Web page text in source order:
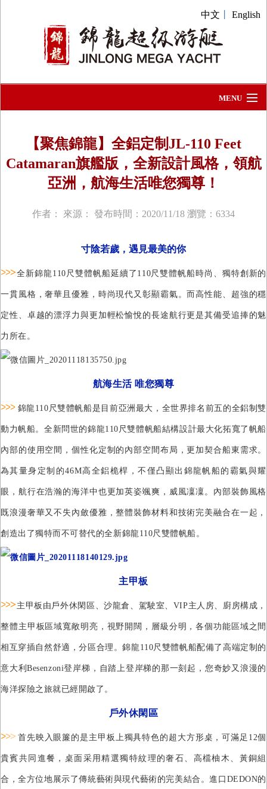
中文 English
MENU
關于我們【聚焦錦龍】全鋁定制JL-110 Feet
Catamaran旗艦版，全新設計風格，領航
亞洲，航海生活唯您獨尊！
作者： 來源： 發布時間：2020/11/18 瀏覽：6334
寸陰若歲，遇見最美的你
>>>全新錦龍110 尺雙體帆船延續了 110尺雙體帆船時尚、獨特創新的
一貫風格，奢華且優雅，時尚現代又彰顯霸氣。而高性能、超強的穩
定性、卓越的漂浮力與更加輕松愉悅的長途航行更是其備受追捧的魅
力所在。
航海生活 唯您獨尊
>>> 錦龍110 尺雙體帆船是目前亞洲最大，全世界排名前五的全鋁制雙
動力帆船。全新問世的錦龍110 尺雙體帆船結構設計最大化拓寬了帆船
內部的使用空間，個性化定制的內部空間布局，更加契合船東需求。
為其量身定制的46M高 全鋁桅桿，不僅凸顯出錦龍帆船的霸氣與耀
眼，航行在浩瀚的海洋中也更加英姿颯爽，威風凜凜。內部裝飾風格
既浪漫奢華又不失內斂優雅，整體裝飾材料和技術完美融合在一起，
創造出了獨特而不可替代的全新錦龍110尺雙體帆船。
主甲板
>>>主甲板由戶外休閑區、沙龍倉、駕駛室、 VIP主人房、廚房構成，
整體主甲板區域寬敞明亮，視野開闊，層級分明，各個功能區域之間
相互穿插自然舒適，分區合理。錦龍110尺雙體帆船配備了高端定制的
意大利Besenzoni登岸梯，自踏上登岸梯的那一刻起，您奇妙又浪漫的
海洋探險之旅就已經開啟了。
戶外休閑區
>>> 首先映入眼簾的是主甲板上獨具特色的超大方形桌，可滿足12個
貴賓共同進餐，桌面采用精選獨特紋理的奢石、高檔柚木、黃銅組
合，全方位地展示了傳統藝術與現代藝術的完美結合。進 口DEDON的